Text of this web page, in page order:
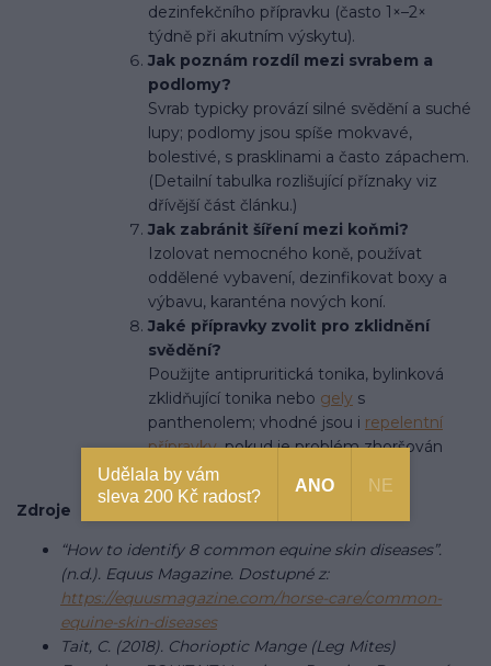
dezinfekčního přípravku (často 1×–2×
týdně při akutním výskytu).
Jak poznám rozdíl mezi svrabem a
podlomy?
Svrab typicky provází silné svědění a suché
lupy; podlomy jsou spíše mokvavé,
bolestivé, s prasklinami a často zápachem.
(Detailní tabulka rozlišující příznaky viz
dřívější část článku.)
Jak zabránit šíření mezi koňmi?
Izolovat nemocného koně, používat
oddělené vybavení, dezinfikovat boxy a
výbavu, karanténa nových koní.
Jaké přípravky zvolit pro zklidnění
svědění?
Použijte antipruritická tonika, bylinková
zklidňující tonika nebo gely s
panthenolem; vhodné jsou i repelentní
přípravky, pokud je problém zhoršován
hmyzem.
Zdroje
“How to identify 8 common equine skin diseases”.
(n.d.). Equus Magazine. Dostupné z:
https://equusmagazine.com/horse-care/common-
equine-skin-diseases
Tait, C. (2018). Chorioptic Mange (Leg Mites)
Udělala by vám
sleva 200 Kč radost?
ANO NE